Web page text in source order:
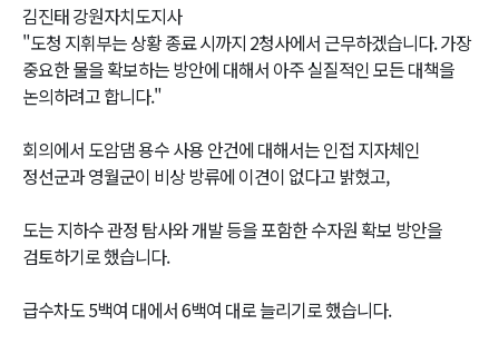
김진태 강원자치도지사
"도청 지휘부는 상황 종료 시까지 2청사에서 근무하겠습니다. 가장
중요한 물을 확보하는 방안에 대해서 아주 실질적인 모든 대책을
논의하려고 합니다."
회의에서 도암댐 용수 사용 안건에 대해서는 인접 지자체인
정선군과 영월군이 비상 방류에 이견이 없다고 밝혔고,
도는 지하수 관정 탐사와 개발 등을 포함한 수자원 확보 방안을
검토하기로 했습니다.
급수차도 5백여 대에서 6백여 대로 늘리기로 했습니다.